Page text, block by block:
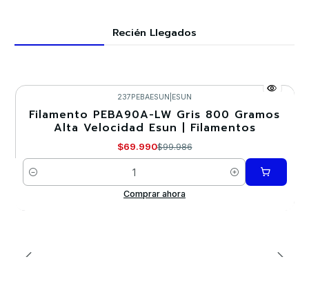
Recién Llegados
-30%
237PEBAESUN ESUN
Filamento PEBA90A-LW Gris 800 Gramos
Alta Velocidad Esun | Filamentos
$69.990$99.986
Cantidad
Comprar ahora